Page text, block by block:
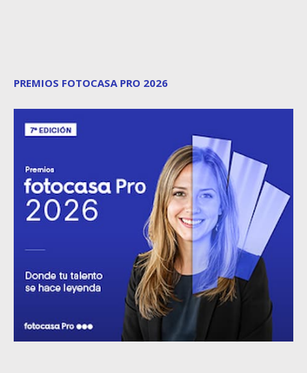
PREMIOS FOTOCASA PRO 2026